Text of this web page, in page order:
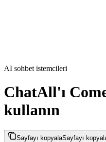
AI sohbet istemcileri
ChatAll'ı
kullanın
Sayfayı kopyalaSayfayı